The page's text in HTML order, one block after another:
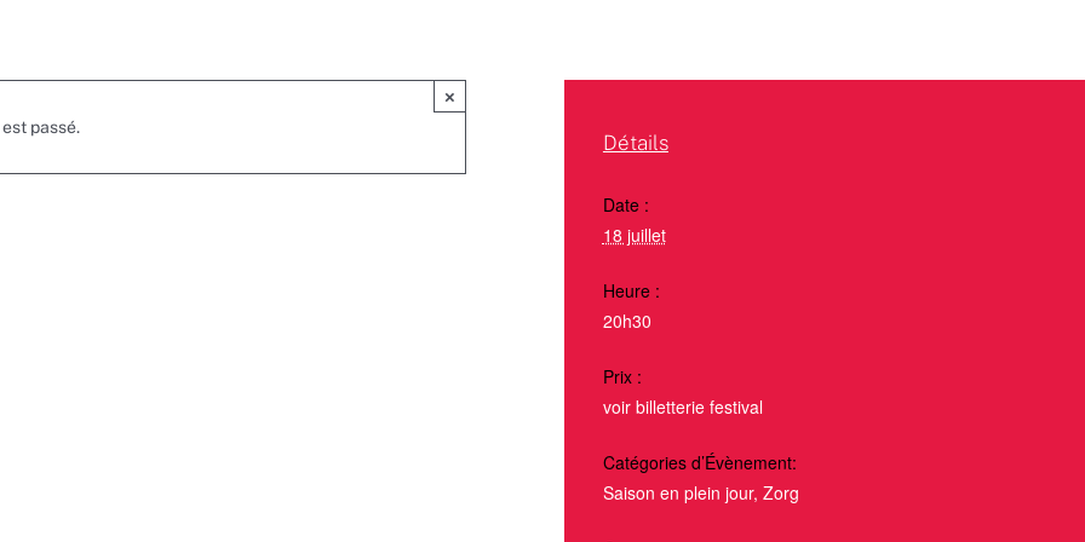
passé.
×
Détails
Date :
18 juillet
Heure :
20h30
Prix :
voir billetterie festival
Catégories d’Évènement:
Saison en plein jour, Zorg